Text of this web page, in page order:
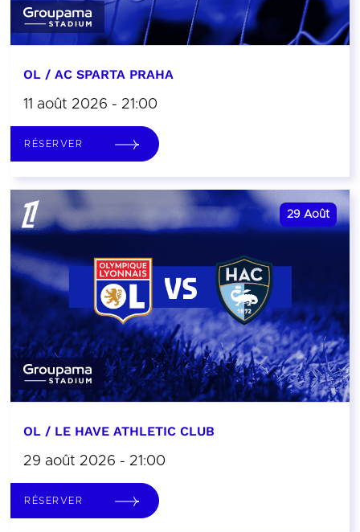
OL / AC SPARTA PRAHA
11 août 2026 - 21:00
RÉSERVER
29 Août
OL / LE HAVE ATHLETIC CLUB
29 août 2026 - 21:00
RÉSERVER